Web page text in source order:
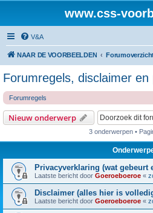
www.css-
V&A
NAAR DE VOORBEELDEN
Forumregels, disclaimer en
Forumregels
Nieuw onderwerp
3 onderwerpen •
Privacyverklaring (wat gebeurt
Laatste bericht door Goeroeboeroe «
Disclaimer (alles hier is
Laatste bericht door Goeroeboeroe «